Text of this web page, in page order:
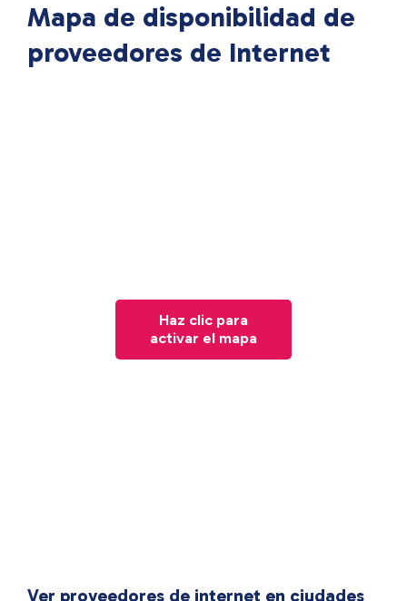
Mapa de disponibilidad de
proveedores de Internet
Haz clic para
activar el mapa
Ver proveedores de internet en ciudades